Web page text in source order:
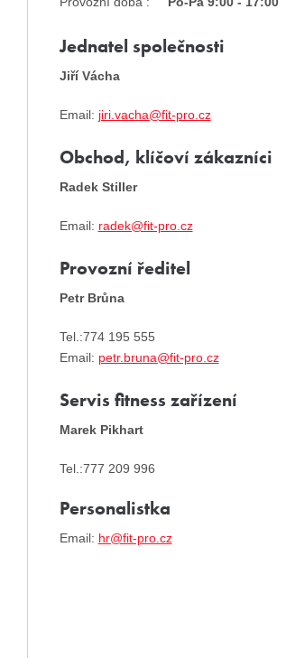
Jednatel společnosti
Jiří Vácha
Email: jiri.vacha@fit-pro.cz
Obchod, klíčoví zákazníci
Radek Stiller
Email: radek@fit-pro.cz
Provozní ředitel
Petr Brůna
Tel.:774 195 555
Email: petr.bruna@fit-pro.cz
Servis fitness zařízení
Marek Pikhart
Tel.:777 209 996
Personalistka
Email: hr@fit-pro.cz